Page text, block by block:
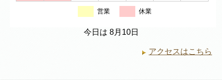
営業 休業
今日は 8月10日
アクセスはこちら